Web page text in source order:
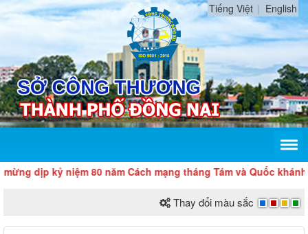
Tiếng Việt English
kỷ niệm 80 năm Cách mạng tháng Tám và Quốc khánh 2/9
Thay đổi màu sắc